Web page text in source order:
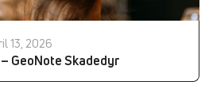
13, 2026
GeoNote Skadedyr